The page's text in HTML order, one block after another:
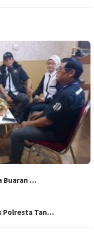
Buaran …
Polresta Tan…